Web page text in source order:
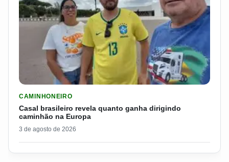
CAMINHONEIRO
Casal brasileiro revela quanto ganha dirigindo
caminhão na Europa
3 de agosto de 2026